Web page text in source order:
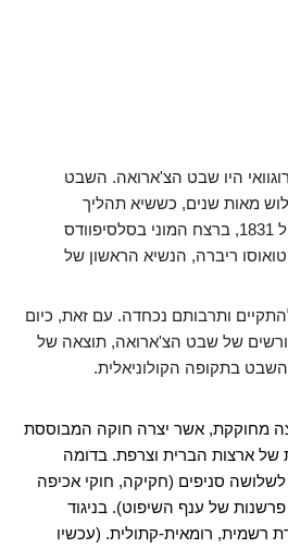
היו שבט הצ'ארואה. השבט
מאות שנים, כששיא תהליך
ההשמדה היה ב-11 באפריל 1831, ברצח המוני בסלסיפוודס
ריברה, הנשיא הראשון של
ותרבותם נכחדה. עם זאת, כיום
שורשים של שבט הצ'ארואה, תוצאה של
בתקופה הקולוניאלית.
מחוקקת, אשר יצרה חוקה המבוססת
של ארצות הברית וצרפת. בדומה
סניפים (חקיקה, חוקי אכיפה
של ענף השיפוט). בניגוד
רשמית, רומאית-קתולית. (עכשיו